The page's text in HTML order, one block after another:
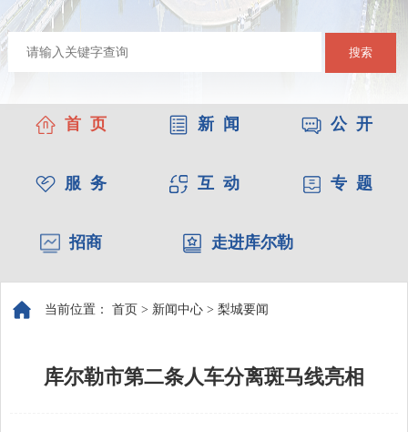
搜索
首 页 新 闻 公 开
服 务 互 动 专 题
招商 走进库尔勒
当前位置： 首页 > 新闻中心 > 梨城要闻
库尔勒市第二条人车分离斑马线亮相